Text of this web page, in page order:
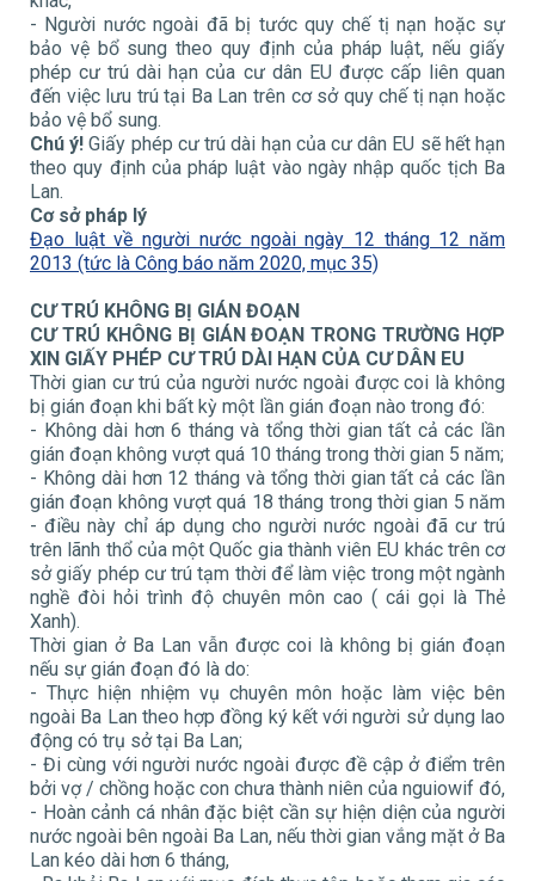
- Người nước ngoài đã bị tước quy chế tị nạn hoặc sự
bảo vệ bổ sung theo quy định của pháp luật, nếu giấy
phép cư trú dài hạn của cư dân EU được cấp liên quan
đến việc lưu trú tại Ba Lan trên cơ sở quy chế tị nạn hoặc
bảo vệ bổ sung.
Chú ý!Giấy phép cư trú dài hạn của cư dân EU sẽ hết hạn
theo quy định của pháp luật vào ngày nhập quốc tịch Ba
Lan.
Cơ sở pháp lý
Đạo luật về người nước ngoài ngày 12 tháng 12 năm
2013 (tức là Công báo năm 2020, mục 35)
CƯ TRÚ KHÔNG BỊ GIÁN ĐOẠN
CƯTRÚ KHÔNG BỊ GIÁN ĐOẠN TRONG TRƯỜNG HỢP
XIN GIẤY PHÉP CƯ TRÚ DÀI HẠN CỦA CƯ DÂN EU
Thời gian cư trú của người nước ngoài được coi là không
bị gián đoạn khi bất kỳ một lần gián đoạn nào trong đó:
- Không dài hơn 6 tháng và tổng thời gian tất cả các lần
gián đoạn không vượt quá 10 tháng trong thời gian 5 năm;
- Không dài hơn 12 tháng và tổng thời gian tất cả các lần
gián đoạn không vượt quá 18 tháng trong thời gian 5 năm
- điều này chỉ áp dụng cho người nước ngoài đã cư trú
trên lãnh thổ của một Quốc gia thành viên EU khác trên cơ
sở giấy phép cư trú tạm thời để làm việc trong một ngành
nghề đòi hỏi trình độ chuyên môn cao ( cái gọi là Thẻ
Xanh).
Thời gian ở Ba Lan vẫn được coi là không bị gián đoạn
nếu sự gián đoạn đó là do:
- Thực hiện nhiệm vụ chuyên môn hoặc làm việc bên
ngoài Ba Lan theo hợp đồng ký kết với người sử dụng lao
động có trụ sở tại Ba Lan;
- Đi cùng với người nước ngoài được đề cập ở điểm trên
bởi vợ / chồng hoặc con chưa thành niên của nguiowif đó,
- Hoàn cảnh cá nhân đặc biệt cần sự hiện diện của người
nước ngoài bên ngoài Ba Lan, nếu thời gian vắng mặt ở Ba
Lan kéo dài hơn 6 tháng,